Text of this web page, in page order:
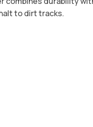
to dirt tracks.